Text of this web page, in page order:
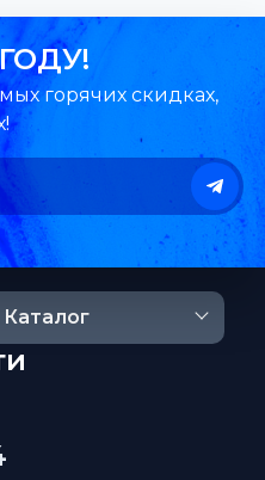
горячих скидках,
Каталог